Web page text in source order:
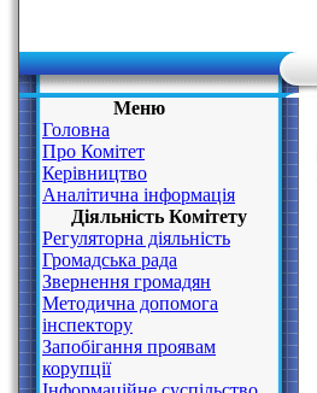
Меню
Головна
Про Комітет
Керівництво
Аналітична інформація
Діяльність Комітету
Регуляторна діяльність
Громадська рада
Звернення громадян
Методична допомога
інспектору
Запобігання проявам
корупції